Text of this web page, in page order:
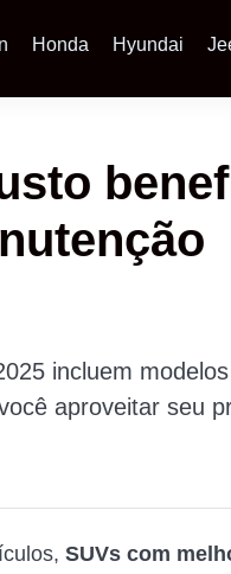
Honda Hyundai
incluem
aproveitar seu
SUVs com